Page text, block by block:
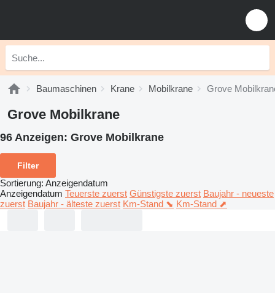
Baumaschinen Krane Mobilkrane Grove
Grove Mobilkrane
96 Anzeigen: Grove Mobilkrane
Filter
Sortierung: Anzeigendatum
Anzeigendatum Teuerste zuerst Günstigste zuerst Baujahr - neueste
zuerst Baujahr - älteste zuerst Km-Stand ⬊ Km-Stand ⬈